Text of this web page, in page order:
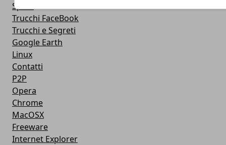
Spam
Trucchi FaceBook
Trucchi e Segreti
Google Earth
Linux
Contatti
P2P
Opera
Chrome
MacOSX
Freeware
Internet Explorer